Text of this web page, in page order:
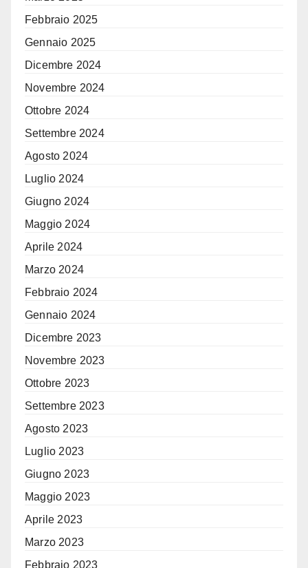
Febbraio 2025
Gennaio 2025
Dicembre 2024
Novembre 2024
Ottobre 2024
Settembre 2024
Agosto 2024
Luglio 2024
Giugno 2024
Maggio 2024
Aprile 2024
Marzo 2024
Febbraio 2024
Gennaio 2024
Dicembre 2023
Novembre 2023
Ottobre 2023
Settembre 2023
Agosto 2023
Luglio 2023
Giugno 2023
Maggio 2023
Aprile 2023
Marzo 2023
Febbraio 2023